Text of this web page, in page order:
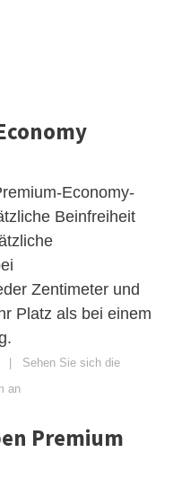
Economy-
Beinfreiheit
Zentimeter und
Platz als bei einem
| Sehen Sie sich die
an
Premium